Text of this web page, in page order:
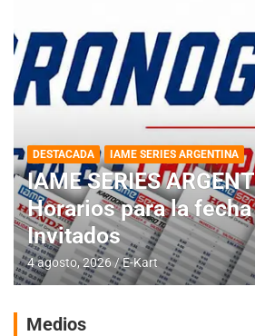
DESTACADA IAME SERIES ARGENTINA
IAME SERIES
Horarios para la
Invitados
4 agosto, 2026 E-Kart
Medios